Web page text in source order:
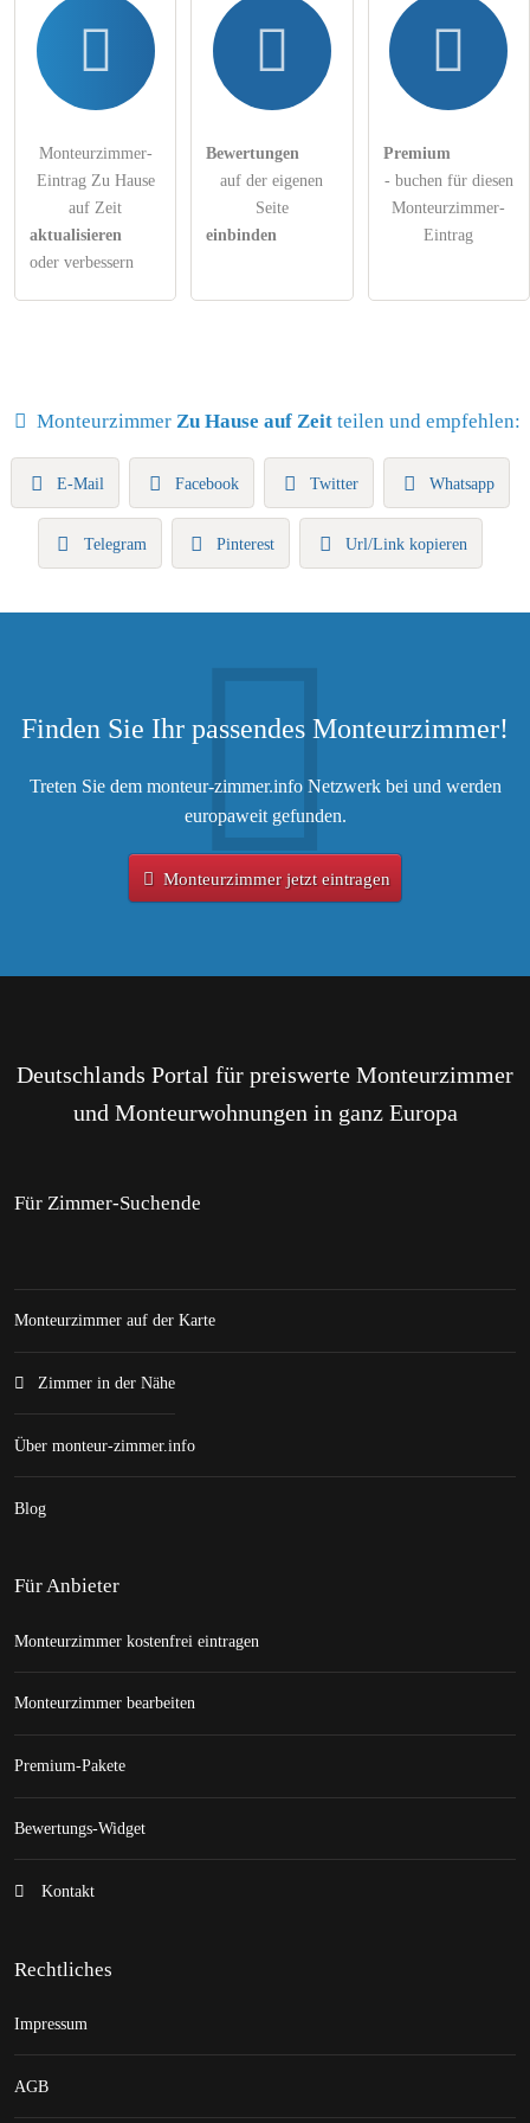
Monteurzimmer-
Eintrag Zu Hause
auf Zeit
aktualisieren
oder verbessern
Bewertungen
auf der eigenen
Seite
einbinden
Premium
- buchen für diesen
Monteurzimmer-
Eintrag
Monteurzimmer Zu Hause auf Zeitteilen und empfehlen:
E-Mail Facebook Twitter Whatsapp
Telegram Pinterest Url/Link kopieren
Finden Sie Ihr passendes Monteurzimmer!
Treten Sie dem monteur-zimmer.info Netzwerk bei und werden
europaweit gefunden.
Monteurzimmer jetzt eintragen
Deutschlands Portal für preiswerte Monteurzimmer
und Monteurwohnungen in ganz Europa
Für Zimmer-Suchende
Monteurzimmer auf der Karte
Zimmer in der Nähe
Über monteur-zimmer.info
Blog
Für Anbieter
Monteurzimmer kostenfrei eintragen
Monteurzimmer bearbeiten
Premium-Pakete
Bewertungs-Widget
Kontakt
Rechtliches
Impressum
AGB